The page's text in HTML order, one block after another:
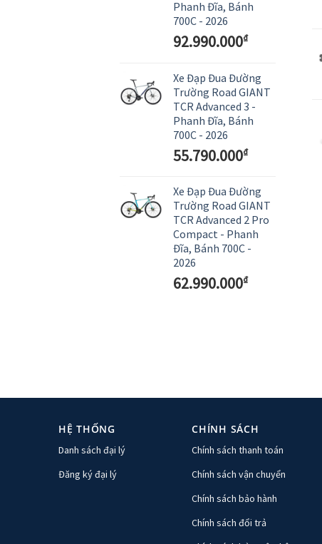
Phanh Đĩa, Bánh
700C - 2026
92.990.000₫
Xe Đạp Đua Đường
Trường Road GIANT
TCR Advanced 3 -
Phanh Đĩa, Bánh
700C - 2026
55.790.000₫
Xe Đạp Đua Đường
Trường Road GIANT
TCR Advanced 2 Pro
Compact - Phanh
Đĩa, Bánh 700C -
2026
62.990.000₫
HỆ THỐNG
Danh sách đại lý
Đăng ký đại lý
CHÍNH SÁCH
Chính sách thanh toán
Chính sách vận chuyển
Chính sách bảo hành
Chính sách đổi trả